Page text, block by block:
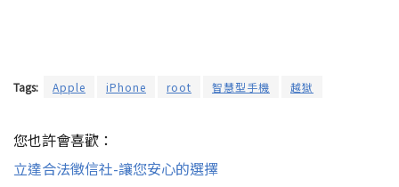
Tags: Apple iPhone root 智慧型手機 越獄
您也許會喜歡：
立達合法徵信社-讓您安心的選擇